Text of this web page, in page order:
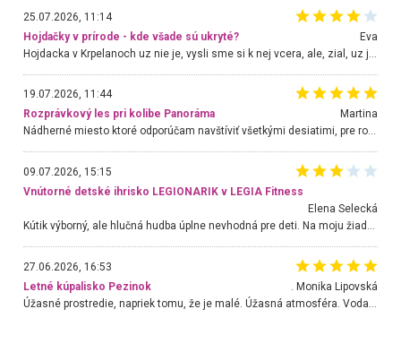
25.07.2026, 11:14
Hojdačky v prírode - kde všade sú ukryté?
Eva
19.07.2026, 11:44
Rozprávkový les pri kolibe Panoráma
Martina
Nádherné miesto ktoré odporúčam navštíviť všetkými desiatimi, pre rodiny s deťmi, dôchodcom... Proste a jednoducho ozaj rozprávkový les.. určite ešte prídeme. Odniesli sme si na pamiatku krásne tričká,
09.07.2026, 15:15
Vnútorné detské ihrisko LEGIONARIK v LEGIA Fitness
Elena Selecká
Kútik výborný, ale hlučná hudba úplne nevhodná pre deti. Na moju žiadosť o aspoň sušenie nereagovali.
27.06.2026, 16:53
Letné kúpalisko Pezinok
. Monika Lipovská